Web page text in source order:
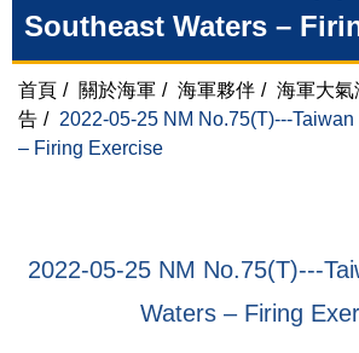
Southeast Waters –
首頁 / 關於海軍 / 海軍夥伴 / 海軍大氣
告 / 2022-05-25 NM No.75(T)---
– Firing Exercise
2022-05-25 NM No.75(T)---
Waters – Firing